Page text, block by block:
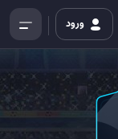
ورود